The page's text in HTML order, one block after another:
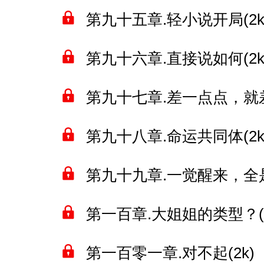
第九十五章.轻小说开局
第九十六章.直接说如何
第九十七章.差一点点，
第九十八章.命运共同体
第九十九章.一觉醒来，
第一百章.大姐姐的类型？
第一百零一章.对不起(2k)